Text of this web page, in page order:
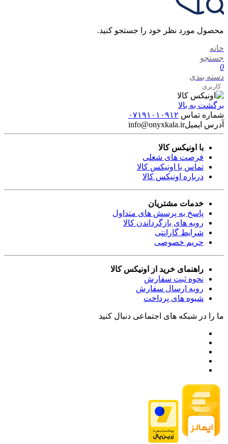
محصول مورد نظر خود را جستجو کنید.
خانه
جستجو
0
دسته بندی
کاربری
برگشت به بالا
شماره تماس ۰۷۱۹۱۰۱۰۹۱۲
آدرس ایمیلinfo@onyxkala.ir
با اونیکس کالا
فرصت های شغلی
تماس با اونیکس کالا
درباره اونیکس کالا
خدمات مشتریان
پاسخ به پرسش های متداول
رویه های بازگرداندن کالا
شرایط گارانتی
حریم خصوصی
راهنمای خرید از اونیکس کالا
نحوه ثبت سفارش
رویه ارسال سفارش
شیوه های پرداخت
ما را در شبکه های اجتماعی دنبال کنید